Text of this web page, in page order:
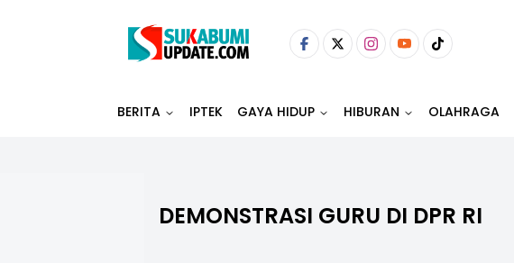
BERITA IPTEK GAYA HIDUP HIBURAN OLAHRAGA
DEMONSTRASI GURU DI DPR RI